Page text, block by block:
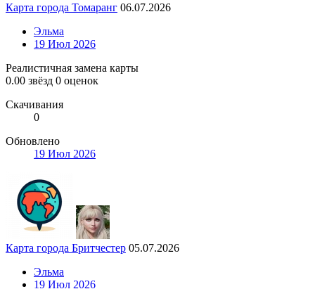
Карта города Томаранг 06.07.2026
Эльма
19 Июл 2026
Реалистичная замена карты
0.00 звёзд 0 оценок
Скачивания
0
Обновлено
19 Июл 2026
Карта города Бритчестер 05.07.2026
Эльма
19 Июл 2026